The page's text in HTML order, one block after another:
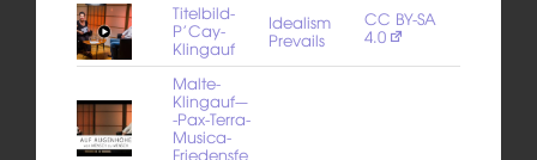
Titelbild-
P’Cay-
Klingauf
Idealism
Prevails
CC BY-SA
4.0
Malte-
Klingauf-–
-Pax-Terra-
Musica-
Friedensfe